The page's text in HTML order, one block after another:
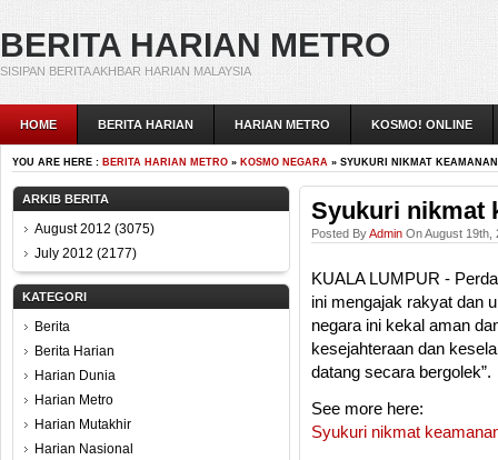
BERITA HARIAN METRO
SISIPAN BERITA AKHBAR HARIAN MALAYSIA
HOME BERITA HARIAN HARIAN METRO KOSMO! ONLINE
YOU ARE HERE : BERITA HARIAN METRO » KOSMO NEGARA » SYUKURI NIKMAT KEAMANAN
ARKIB BERITA
August 2012 (3075)
July 2012 (2177)
KATEGORI
Berita
Berita Harian
Harian Dunia
Harian Metro
Harian Mutakhir
Harian Nasional
Syukuri nikmat
Posted ByAdmin On August 19th,
KUALA LUMPUR -
ini mengajak rakyat dan
negara ini kekal aman
kesejahteraan dan
datang secara bergolek”.
See more here:
Syukuri nikmat